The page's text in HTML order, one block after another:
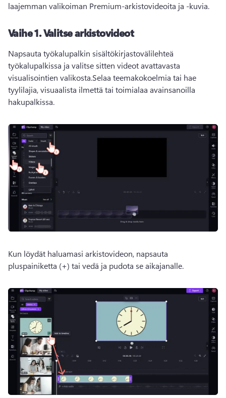
laajemman valikoiman Premium-arkistovideoita ja -kuvia.
Vaihe 1. Valitse arkistovideot
Napsauta työkalupalkin sisältökirjastovälilehteä
työkalupalkissa ja valitse sitten videot avattavasta
visualisointien valikosta.Selaa teemakokoelmia tai hae
tyylilajia, visuaalista ilmettä tai toimialaa avainsanoilla
hakupalkissa.
Kun löydät haluamasi arkistovideon, napsauta
pluspainiketta (+) tai vedä ja pudota se aikajanalle.